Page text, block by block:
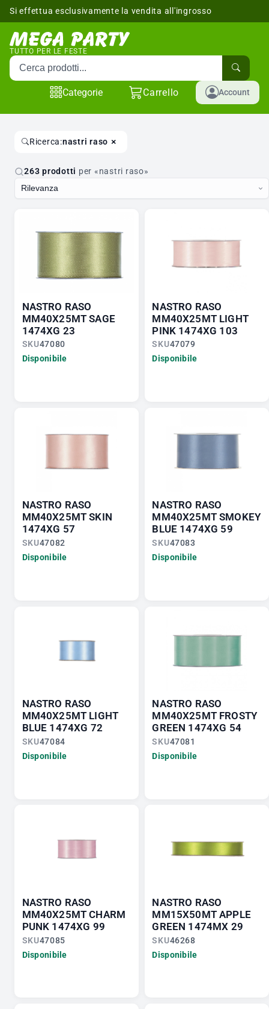
Si effettua esclusivamente la vendita all'ingrosso
TUTTO PER LE FESTE
Cerca prodotti
Categorie Carrello Account
Ricerca:nastri raso ×
263 prodotti per «nastri raso»
NASTRO RASO
MM40X25MT SAGE
1474XG 23
SKU47080
Disponibile
NASTRO RASO
MM40X25MT LIGHT
PINK 1474XG 103
SKU47079
Disponibile
NASTRO RASO
MM40X25MT SKIN
1474XG 57
SKU47082
Disponibile
NASTRO RASO
MM40X25MT SMOKEY
BLUE 1474XG 59
SKU47083
Disponibile
NASTRO RASO
MM40X25MT LIGHT
BLUE 1474XG 72
SKU47084
Disponibile
NASTRO RASO
MM40X25MT FROSTY
GREEN 1474XG 54
SKU47081
Disponibile
NASTRO RASO
MM40X25MT CHARM
PUNK 1474XG 99
SKU47085
Disponibile
NASTRO RASO
MM15X50MT APPLE
GREEN 1474MX 29
SKU46268
Disponibile